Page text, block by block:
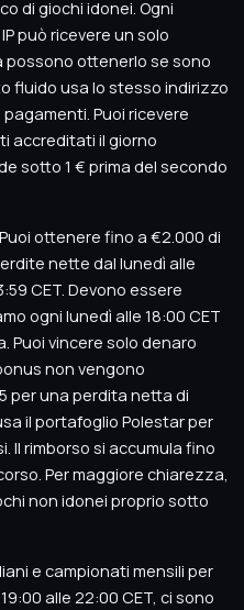
di giochi idonei. Ogni
può ricevere un solo
possono ottenerlo se sono
fluido usa lo stesso indirizzo
Puoi ricevere
accreditati il giorno
sotto 1 € prima del secondo
ottenere fino a €2.000 di
nette dal lunedì alle
CET. Devono essere
ogni lunedì alle 18:00 CET
Puoi vincere solo denaro
non vengono
per una perdita netta di
il portafoglio Polestar per
Il rimborso si accumula fino
Per maggiore chiarezza,
non idonei proprio sotto
e campionati mensili per
alle 22:00 CET, ci sono